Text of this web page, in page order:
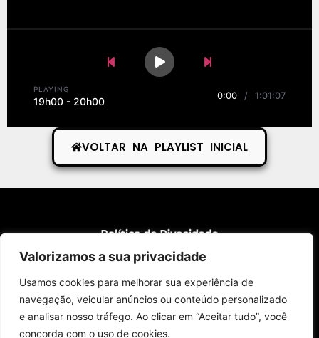
Valorizamos a sua privacidade
Usamos cookies para melhorar sua experiência de
navegação, veicular anúncios ou conteúdo personalizado
e analisar nosso tráfego. Ao clicar em “Aceitar tudo”, você
concorda com o uso de cookies.
PLAYING
19h00 - 20h00
Previous Song
Play
Pause
0:00 / 1:01:07
VOLTAR NA PLAYLIST INICIAL